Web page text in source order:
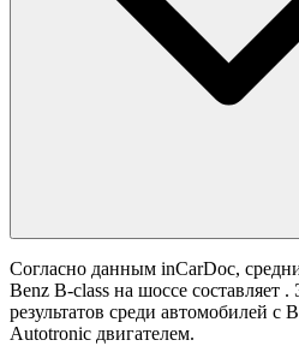
Согласно данным inCarDoc,
Benz B-class на шоссе составляет .
результатов среди автомобилей с
Autotronic двигателем.